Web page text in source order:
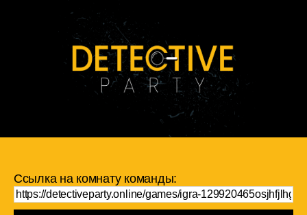
Ссылка на комнату команды: